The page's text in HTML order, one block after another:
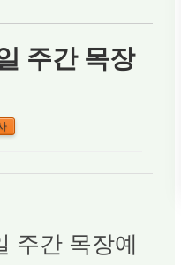
주간 목장
주간 목장예